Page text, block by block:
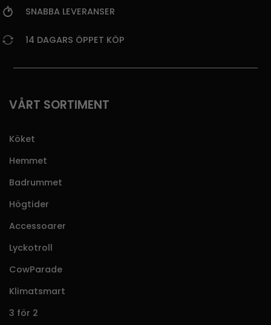
SNABBA LEVERANSER
14 DAGARS ÖPPET KÖP
VÅRT SORTIMENT
Köket
Hemmet
Badrummet
Högtider
Accessoarer
Lyckotroll
CowParade
Klimatsmart
3 för 2